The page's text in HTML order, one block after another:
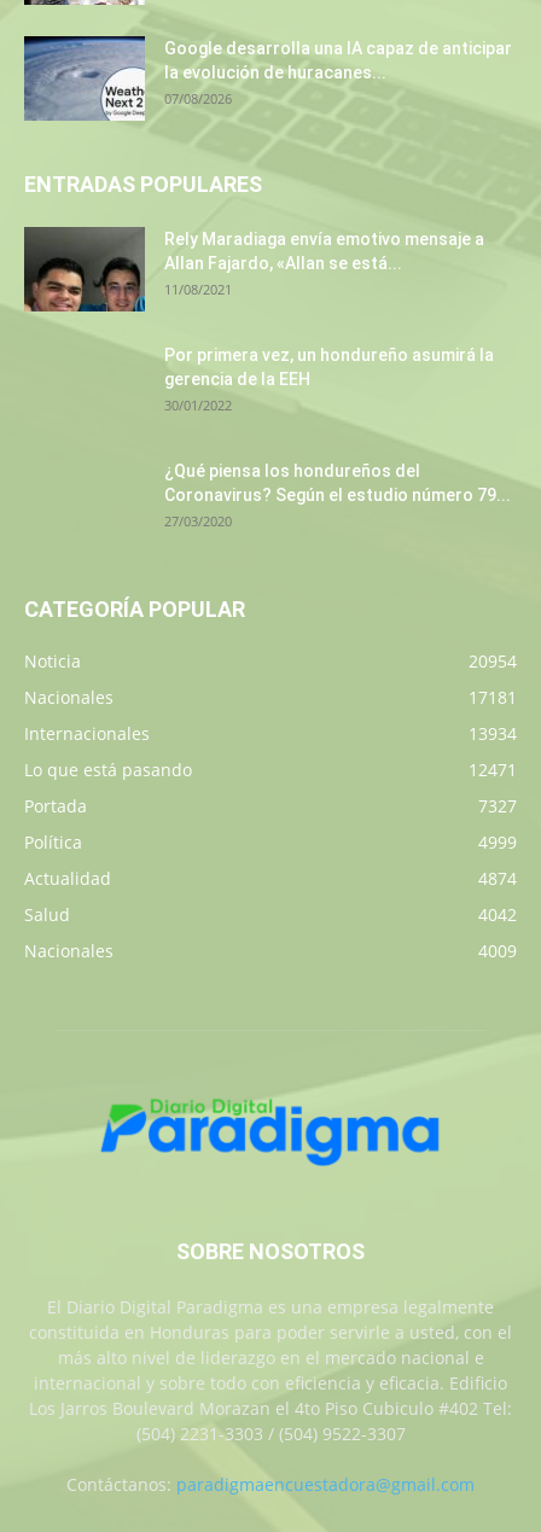
Google desarrolla una IA capaz de anticipar
la evolución de huracanes...
07/08/2026
ENTRADAS POPULARES
Rely Maradiaga envía emotivo mensaje a
Allan Fajardo, «Allan se está...
11/08/2021
Por primera vez, un hondureño asumirá la
gerencia de la EEH
30/01/2022
¿Qué piensa los hondureños del
Coronavirus? Según el estudio número 79...
27/03/2020
CATEGORÍA POPULAR
Noticia
20954
Nacionales
17181
Internacionales
13934
Lo que está pasando
12471
Portada
7327
Política
4999
Actualidad
4874
Salud
4042
Nacionales
4009
SOBRE NOSOTROS
El Diario Digital Paradigma es una empresa legalmente
constituida en Honduras para poder servirle a usted, con el
más alto nivel de liderazgo en el mercado nacional e
internacional y sobre todo con eficiencia y eficacia. Edificio
Los Jarros Boulevard Morazan el 4to Piso Cubiculo #402 Tel:
(504) 2231-3303 / (504) 9522-3307
Contáctanos: paradigmaencuestadora@gmail.com